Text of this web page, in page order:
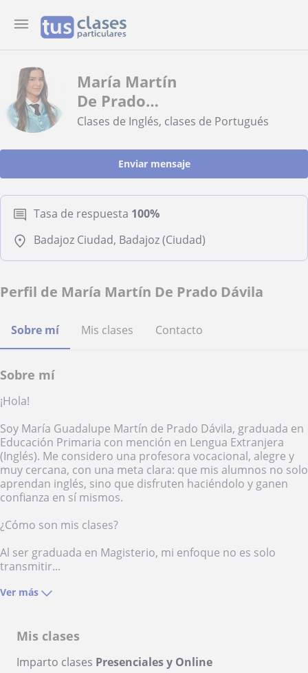
María Martín
De Prado
Dávila
Clases de Inglés, clases de Portugués
Enviar mensaje
Tasa de respuesta 100%
Badajoz Ciudad, Badajoz (Ciudad)
Perfil de María Martín De Prado Dávila
Sobre mí Mis clases Contacto
Sobre mí
¡Hola!
Soy María Guadalupe Martín de Prado Dávila, graduada en
Educación Primaria con mención en Lengua Extranjera
(Inglés). Me considero una profesora vocacional, alegre y
muy cercana, con una meta clara: que mis alumnos no solo
aprendan inglés, sino que disfruten haciéndolo y ganen
confianza en sí mismos.
¿Cómo son mis clases?
Al ser graduada en Magisterio, mi enfoque no es solo
transmitir...
Ver más
Mis clases
Imparto clases Presenciales y Online